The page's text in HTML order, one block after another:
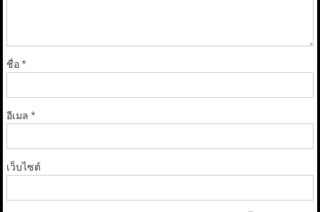
ชื่อ*
อีเมล *
เว็บไซต์